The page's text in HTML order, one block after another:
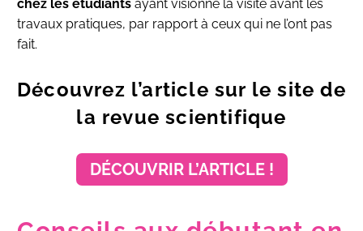
chez les étudiants ayant visionné la visite avant les
travaux pratiques, par rapport à ceux qui ne l’ont pas
fait.
Découvrez l’article sur le site de
la revue scientifique
DÉCOUVRIR L’ARTICLE !